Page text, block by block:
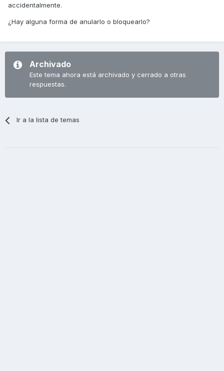
accidentalmente.
¿Hay alguna forma de anularlo o bloquearlo?
Archivado
Este tema ahora está archivado y cerrado a otras
respuestas.
Ir a la lista de temas